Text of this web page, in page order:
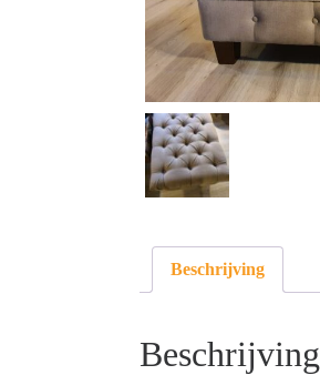
Beschrijving
Beschrijving